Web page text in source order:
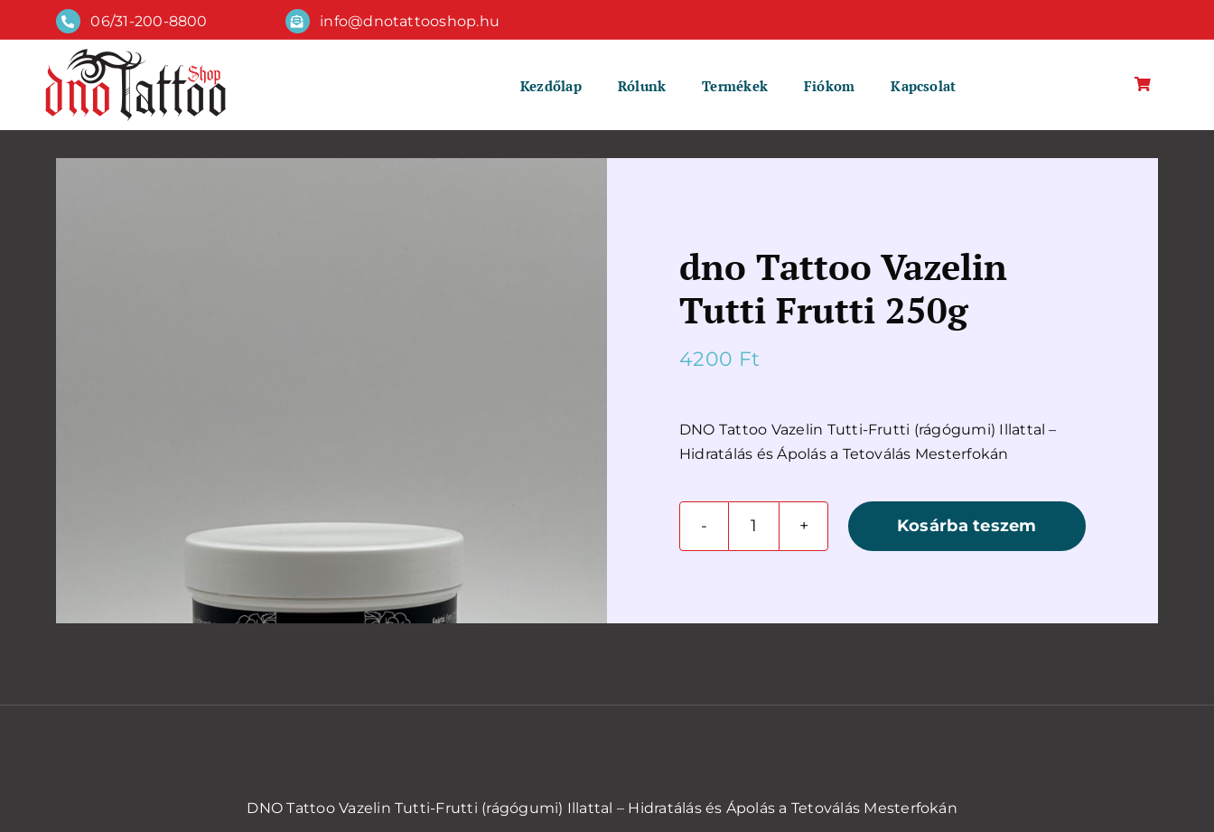
to
06/31-200-8800 info@dnotattooshop.hu
Kezdőlap Rólunk Termékek Fiókom Kapcsolat
dno Tattoo Vazelin
Tutti Frutti 250g
4200 Ft
DNO Tattoo Vazelin Tutti-Frutti (rágógumi) Illattal –
Hidratálás és Ápolás a Tetoválás Mesterfokán
Tutti
mennyiség
Kosárba teszem
DNO Tattoo Vazelin Tutti-Frutti (rágógumi) Illattal – Hidratálás és Ápolás a Tetoválás Mesterfokán